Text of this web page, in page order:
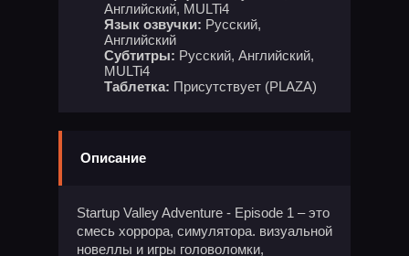
Английский, MULTi4
Язык озвучки: Русский,
Английский
Субтитры: Русский, Английский,
MULTi4
Таблетка: Присутствует (PLAZA)
Описание
Startup Valley Adventure - Episode 1 – это
смесь хоррора, симулятора. визуальной
новеллы и игры головоломки,